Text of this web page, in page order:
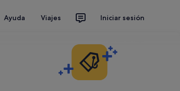
Ayuda Viajes Iniciar sesión